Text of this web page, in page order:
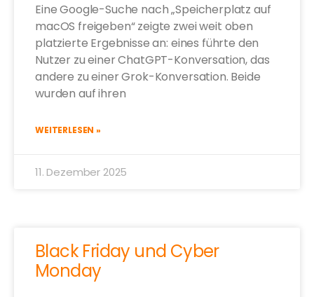
Eine Google-Suche nach „Speicherplatz auf
macOS freigeben“ zeigte zwei weit oben
platzierte Ergebnisse an: eines führte den
Nutzer zu einer ChatGPT-Konversation, das
andere zu einer Grok-Konversation. Beide
wurden auf ihren
WEITERLESEN »
11. Dezember 2025
Black Friday und Cyber
Monday